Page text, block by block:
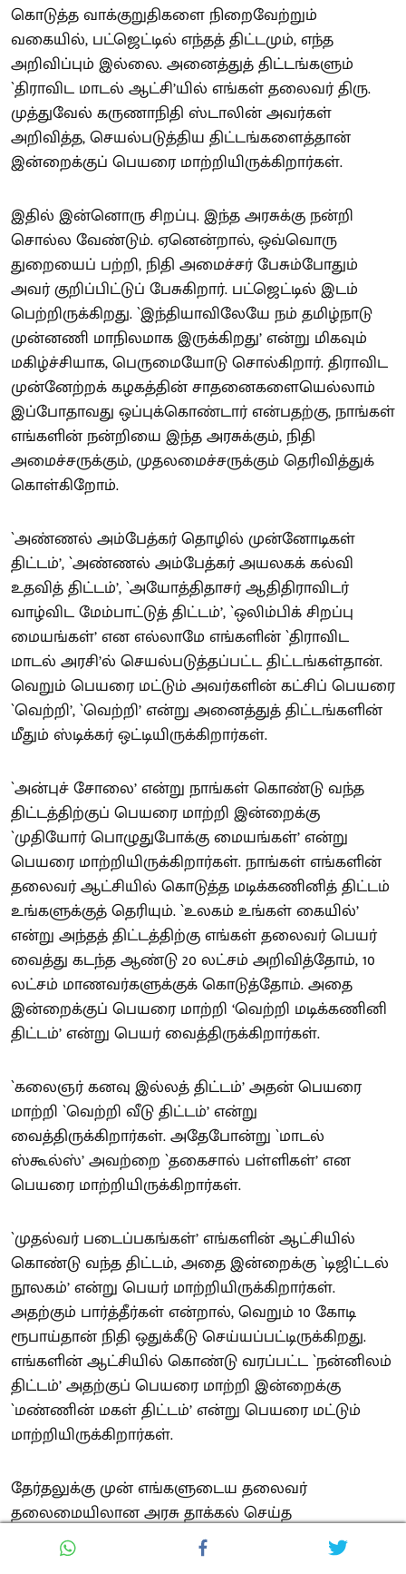
கொடுத்த வாக்குறுதிகளை நிறைவேற்றும்
வகையில், பட்ஜெட்டில் எந்தத் திட்டமும், எந்த
அறிவிப்பும் இல்லை. அனைத்துத் திட்டங்களும்
`திராவிட மாடல் ஆட்சி’யில் எங்கள் தலைவர் திரு.
முத்துவேல் கருணாநிதி ஸ்டாலின் அவர்கள்
அறிவித்த, செயல்படுத்திய திட்டங்களைத்தான்
இன்றைக்குப் பெயரை மாற்றியிருக்கிறார்கள்.
இதில் இன்னொரு சிறப்பு. இந்த அரசுக்கு நன்றி
சொல்ல வேண்டும். ஏனென்றால், ஒவ்வொரு
துறையைப் பற்றி, நிதி அமைச்சர் பேசும்போதும்
அவர் குறிப்பிட்டுப் பேசுகிறார். பட்ஜெட்டில் இடம்
பெற்றிருக்கிறது. `இந்தியாவிலேயே நம் தமிழ்நாடு
முன்னணி மாநிலமாக இருக்கிறது’ என்று மிகவும்
மகிழ்ச்சியாக, பெருமையோடு சொல்கிறார். திராவிட
முன்னேற்றக் கழகத்தின் சாதனைகளையெல்லாம்
இப்போதாவது ஒப்புக்கொண்டார் என்பதற்கு, நாங்கள்
எங்களின் நன்றியை இந்த அரசுக்கும், நிதி
அமைச்சருக்கும், முதலமைச்சருக்கும் தெரிவித்துக்
கொள்கிறோம்.
`அண்ணல் அம்பேத்கர் தொழில் முன்னோடிகள்
திட்டம்’, `அண்ணல் அம்பேத்கர் அயலகக் கல்வி
உதவித் திட்டம்’, `அயோத்திதாசர் ஆதிதிராவிடர்
வாழ்விட மேம்பாட்டுத் திட்டம்’, `ஒலிம்பிக் சிறப்பு
மையங்கள்’ என எல்லாமே எங்களின் `திராவிட
மாடல் அரசி’ல் செயல்படுத்தப்பட்ட திட்டங்கள்தான்.
வெறும் பெயரை மட்டும் அவர்களின் கட்சிப் பெயரை
`வெற்றி’, `வெற்றி’ என்று அனைத்துத் திட்டங்களின்
மீதும் ஸ்டிக்கர் ஒட்டியிருக்கிறார்கள்.
`அன்புச் சோலை’ என்று நாங்கள் கொண்டு வந்த
திட்டத்திற்குப் பெயரை மாற்றி இன்றைக்கு
`முதியோர் பொழுதுபோக்கு மையங்கள்’ என்று
பெயரை மாற்றியிருக்கிறார்கள். நாங்கள் எங்களின்
தலைவர் ஆட்சியில் கொடுத்த மடிக்கணினித் திட்டம்
உங்களுக்குத் தெரியும். `உலகம் உங்கள் கையில்’
என்று அந்தத் திட்டத்திற்கு எங்கள் தலைவர் பெயர்
வைத்து கடந்த ஆண்டு 20 லட்சம் அறிவித்தோம், 10
லட்சம் மாணவர்களுக்குக் கொடுத்தோம். அதை
இன்றைக்குப் பெயரை மாற்றி ‘வெற்றி மடிக்கணினி
திட்டம்’ என்று பெயர் வைத்திருக்கிறார்கள்.
`கலைஞர் கனவு இல்லத் திட்டம்’ அதன் பெயரை
மாற்றி `வெற்றி வீடு திட்டம்’ என்று
வைத்திருக்கிறார்கள். அதேபோன்று `மாடல்
ஸ்கூல்ஸ்’ அவற்றை `தகைசால் பள்ளிகள்’ என
பெயரை மாற்றியிருக்கிறார்கள்.
`முதல்வர் படைப்பகங்கள்’ எங்களின் ஆட்சியில்
கொண்டு வந்த திட்டம், அதை இன்றைக்கு `டிஜிட்டல்
நூலகம்’ என்று பெயர் மாற்றியிருக்கிறார்கள்.
அதற்கும் பார்த்தீர்கள் என்றால், வெறும் 10 கோடி
ரூபாய்தான் நிதி ஒதுக்கீடு செய்யப்பட்டிருக்கிறது.
எங்களின் ஆட்சியில் கொண்டு வரப்பட்ட `நன்னிலம்
திட்டம்’ அதற்குப் பெயரை மாற்றி இன்றைக்கு
`மண்ணின் மகள் திட்டம்’ என்று பெயரை மட்டும்
மாற்றியிருக்கிறார்கள்.
தேர்தலுக்கு முன் எங்களுடைய தலைவர்
தலைமையிலான அரசு தாக்கல் செய்த
வரவுசெலவுத் திட்டத்தில் கல்வி, சுகாதாரம், தொழில்
வளர்ச்சி எனப் பல்வேறு சமூக நலத் திட்டங்கள்